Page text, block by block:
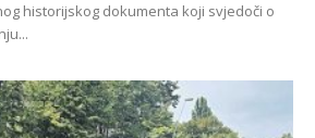
historijskog dokumenta koji svjedoči o